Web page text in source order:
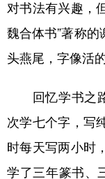
Русский
对书法有兴趣，
魏合体书”著称的
头燕尾，字像活
回忆学书之路
次学七个字，写
时每天写两小时
学了三年篆书、